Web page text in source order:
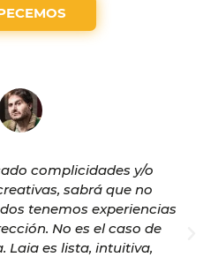
complicidades y/o
sabrá que no
tenemos experiencias
No es el caso de
Laia es lista, intuitiva,